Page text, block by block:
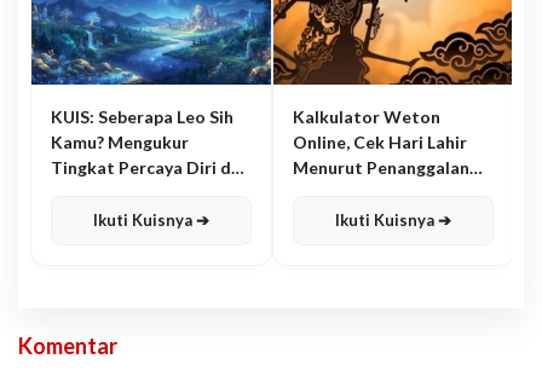
KUIS: Seberapa Leo Sih
Kamu? Mengukur
Tingkat Percaya Diri dan
Ikuti Kuisnya ➔
Kalkulator Weton
Online, Cek Hari Lahir
Menurut Penanggalan
Ikuti Kuisnya ➔
Komentar